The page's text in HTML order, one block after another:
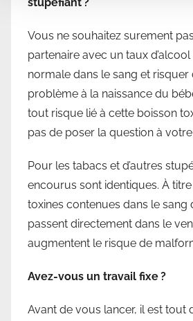
Vous ne souhaitez surement
partenaire avec un taux
normale dans le sang et risquer
problème à la naissance du
tout risque lié à cette boisson
pas de poser la question à
Pour les tabacs et d’autres
encourus sont identiques. À titre
toxines contenues dans le sang
passent directement dans le
augmentent le risque de
Avez-vous un travail fixe ?
Avant de vous lancer, il est tout